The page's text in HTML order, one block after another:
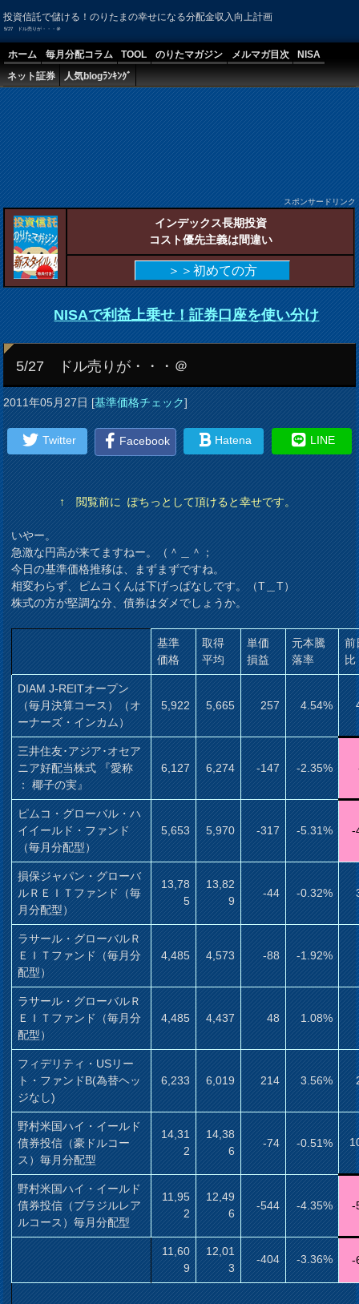
投資信託で儲ける！のりたまの幸せになる分配金収入向上計画
5/27 ドル売りが・・・＠
ホーム 毎月分配コラム TOOL のりたマガジン メルマガ目次
NISA
ネット証券
人気blogﾗﾝｷﾝｸﾞ
スポンサードリンク
インデックス長期投資
コスト優先主義は間違い
＞＞初めての方
NISAで利益上乗せ！証券口座を使い分け
5/27 ドル売りが・・・＠
2011年05月27日[基準価格チェック]
Twitter Facebook Hatena LINE
↑ 閲覧前に ぽちっとして頂けると幸せです。
いやー。
急激な円高が来てますねー。（＾＿＾；
今日の基準価格推移は、まずまずですね。
相変わらず、ピムコくんは下げっぱなしです。（T＿T）
株式の方が堅調な分、債券はダメでしょうか。
基準
価格
取得
平均
単価
損益
元本騰
落率
前
比
DIAM J-REITオープン
（毎月決算コース）（オ
ーナーズ・インカム）
5,922 5,665 257 4.54%
三井住友･アジア･オセア
ニア好配当株式 『愛称
： 椰子の実』
6,127 6,274 -147 -2.35%
ピムコ・グローバル・ハ
イイールド・ファンド
（毎月分配型）
5,653 5,970 -317 -5.31% -
損保ジャパン・グローバ
ルＲＥＩＴファンド（毎
月分配型）
13,78
5
13,82
9
-44 -0.32%
ラサール・グローバルＲ
ＥＩＴファンド（毎月分
配型）
4,485 4,573 -88 -1.92%
ラサール・グローバルＲ
ＥＩＴファンド（毎月分
配型）
4,485 4,437 48 1.08%
フィデリティ・USリー
ト・ファンドB(為替ヘッ
ジなし)
6,233 6,019 214 3.56%
野村米国ハイ・イールド
債券投信（豪ドルコー
ス）毎月分配型
14,31
2
14,38
6
-74 -0.51%
野村米国ハイ・イールド
債券投信（ブラジルレア
ルコース）毎月分配型
11,95
2
12,49
6
-544 -4.35% -
11,60
9
12,01
3
-404 -3.36% -